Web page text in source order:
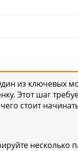
из ключевых
Этот шаг
стоит
несколько